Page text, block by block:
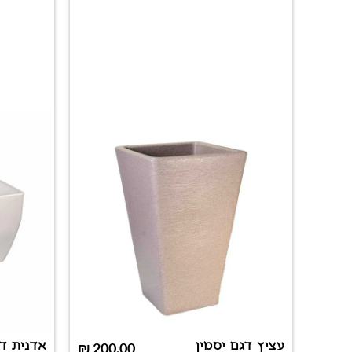
עציץ דגם יסמין ₪200.00 אדנית